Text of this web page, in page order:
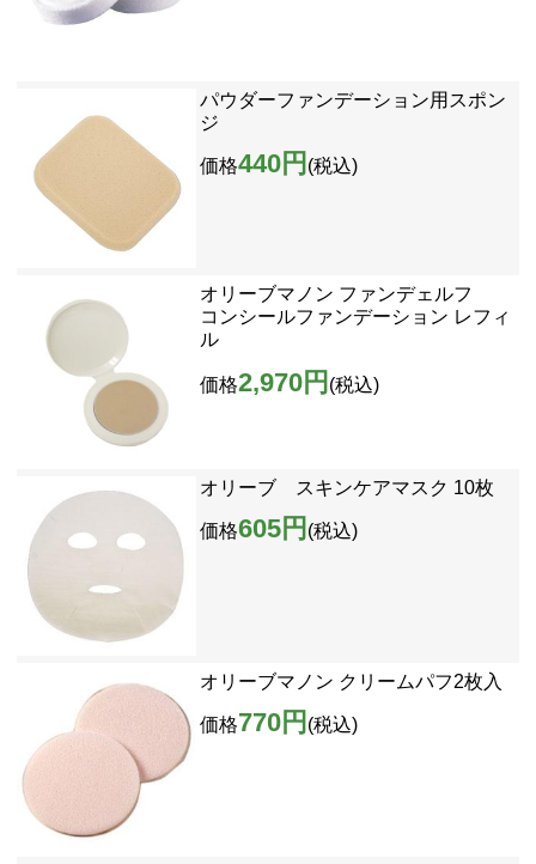
パウダーファンデーション用スポン
ジ
価格440円 (税込)
オリーブマノン ファンデェルフ
コンシールファンデーション レフィ
ル
価格2,970円 (税込)
オリーブ スキンケアマスク 10枚
価格605円 (税込)
オリーブマノン クリームパフ2枚入
価格770円 (税込)